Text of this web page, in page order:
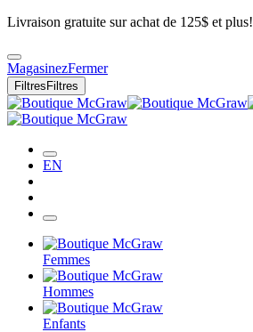
Livraison gratuite sur achat de 125$ et plus!
MagasinezFermer
Filtres Filtres
EN
Femmes
Hommes
Enfants